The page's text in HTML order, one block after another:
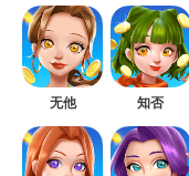
无他 知否